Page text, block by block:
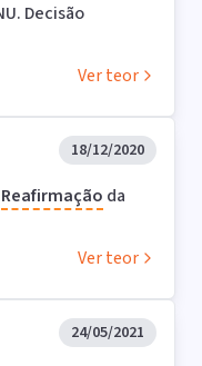
Decisão
Ver teor
18/12/2020
Reafirmação da
Ver teor
24/05/2021